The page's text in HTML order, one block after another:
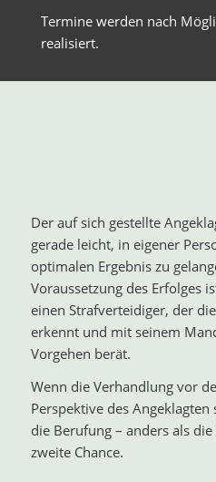
Termine werden nach
realisiert.
Der auf sich gestellte
gerade leicht, in eigener
optimalen Ergebnis zu
Voraussetzung des Erfolges
einen Strafverteidiger, der
erkennt und mit seinem
Vorgehen berät.
Wenn die Verhandlung vor
Perspektive des
die Berufung – anders als
zweite Chance.